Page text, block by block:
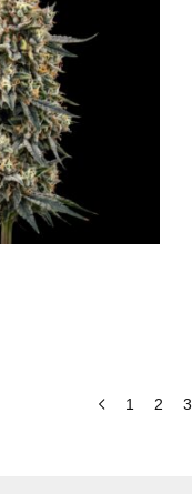
1 2 3